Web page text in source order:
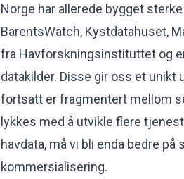
Norge har allerede bygget
BarentsWatch, Kystdatahuset,
fra Havforskningsinstituttet og
datakilder. Disse gir oss et unikt
fortsatt er fragmentert mellom
lykkes med å utvikle flere
havdata, må vi bli enda bedre
kommersialisering.